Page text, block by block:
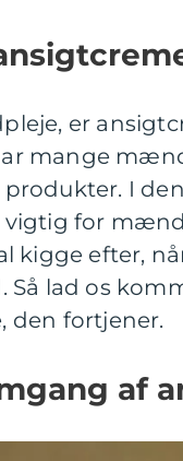
er
mange
I
for
kigge efter,
lad os
den fortjener.
af